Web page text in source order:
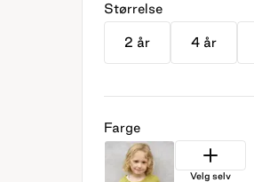
Størrelse
2 år 4 år
Farge
Velg selv